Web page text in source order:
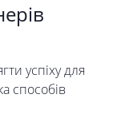
успіху для
способів